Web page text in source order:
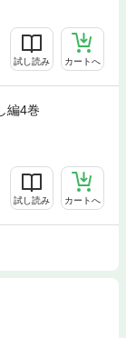
試し読み カートへ
編4巻
試し読み カートへ